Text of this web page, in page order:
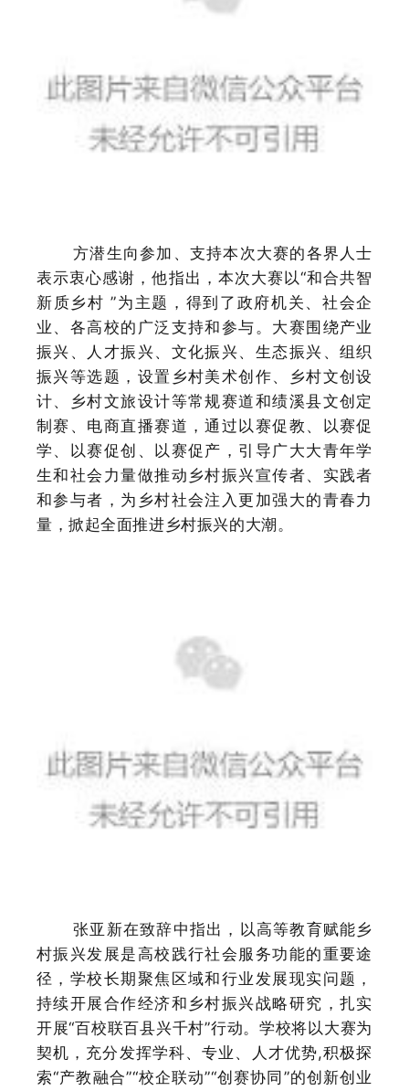
方潜生向参加、支持本次大赛的各界人士
表示衷心感谢，他指出，本次大赛以“和合共智
新质乡村 ”为主题，得到了政府机关、社会企
业、各高校的广泛支持和参与。大赛围绕产业
振兴、人才振兴、文化振兴、生态振兴、组织
振兴等选题，设置乡村美术创作、乡村文创设
计、乡村文旅设计等常规赛道和绩溪县文创定
制赛、电商直播赛道，通过以赛促教、以赛促
学、以赛促创、以赛促产，引导广大大青年学
生和社会力量做推动乡村振兴宣传者、实践者
和参与者，为乡村社会注入更加强大的青春力
量，掀起全面推进乡村振兴的大潮。
张亚新在致辞中指出，以高等教育赋能乡
村振兴发展是高校践行社会服务功能的重要途
径，学校长期聚焦区域和行业发展现实问题，
持续开展合作经济和乡村振兴战略研究，扎实
开展“百校联百县兴千村”行动。学校将以大赛为
契机，充分发挥学科、专业、人才优势,积极探
索“产教融合”“校企联动”“创赛协同”的创新创业